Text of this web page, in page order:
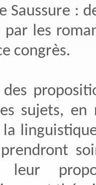
Saussure :
par les
congrès.
des
sujets, en
leur